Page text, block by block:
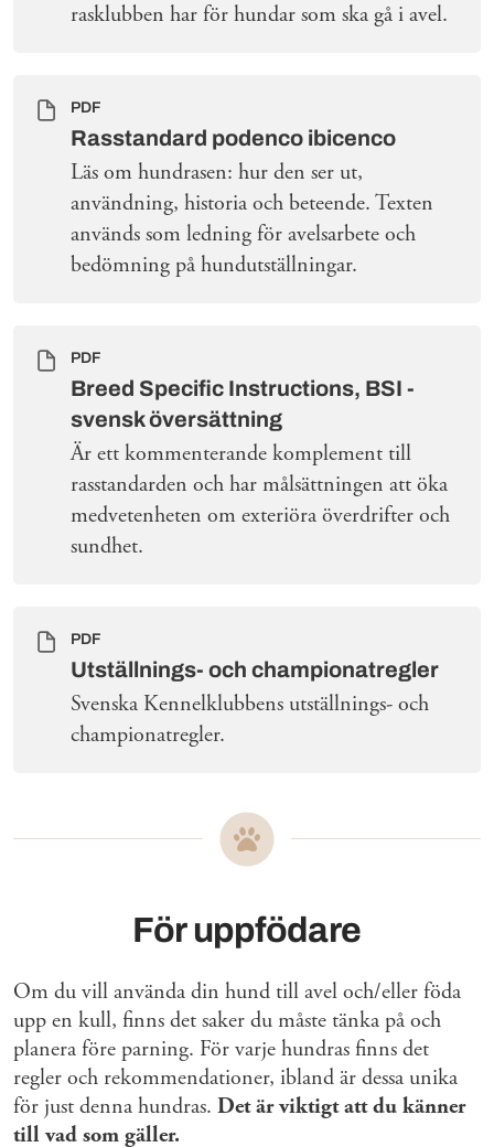
rasklubben har för hundar som ska gå i avel.
PDF
Rasstandard podenco ibicenco
Läs om hundrasen: hur den ser ut,
användning, historia och beteende. Texten
används som ledning för avelsarbete och
bedömning på hundutställningar.
PDF
Breed Specific Instructions, BSI -
svensk översättning
Är ett kommenterande komplement till
rasstandarden och har målsättningen att öka
medvetenheten om exteriöra överdrifter och
sundhet.
PDF
Utställnings- och championatregler
Svenska Kennelklubbens utställnings- och
championatregler.
För uppfödare
Om du vill använda din hund till avel och/eller föda
upp en kull, finns det saker du måste tänka på och
planera före parning. För varje hundras finns det
regler och rekommendationer, ibland är dessa unika
för just denna hundras. Det är viktigt att du känner
till vad som gäller.